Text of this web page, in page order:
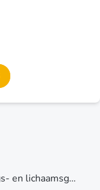
Ervarings- en lichaamsgerichte traumabehandeling in een systemisch kader